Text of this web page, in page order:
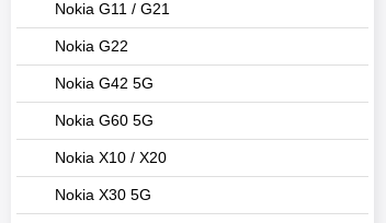
Nokia G11 / G21
Nokia G22
Nokia G42 5G
Nokia G60 5G
Nokia X10 / X20
Nokia X30 5G